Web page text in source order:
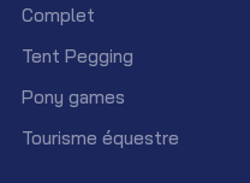
Complet
Tent Pegging
Pony games
Tourisme équestre